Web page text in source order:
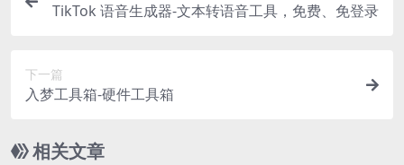
TikTok 语音生成器-文本转语音工具，免费、免登录
下一篇
入梦工具箱-硬件工具箱
相关文章